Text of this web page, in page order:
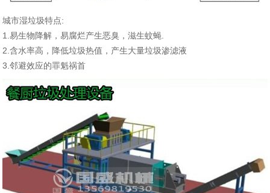
城市湿垃圾特点:
1.易生物降解，易腐烂产生恶臭，滋生蚊蝇.
2.含水率高，降低垃圾热值，产生大量垃圾渗滤液
3.邻避效应的罪魁祸首